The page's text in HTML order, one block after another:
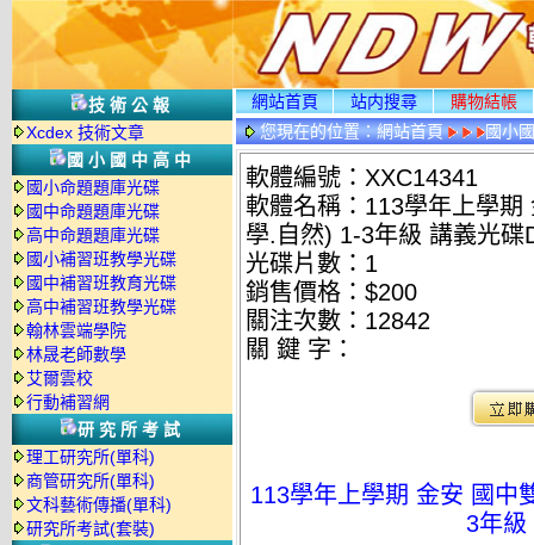
技術公報
Xcdex 技術文章
國小國中高中
國小命題題庫光碟
國中命題題庫光碟
高中命題題庫光碟
國小補習班教學光碟
國中補習班教育光碟
高中補習班教學光碟
翰林雲端學院
林晟老師數學
艾爾雲校
行動補習網
研究所考試
理工研究所(單科)
商管研究所(單科)
文科藝術傳播(單科)
研究所考試(套裝)
網站首頁 站内搜尋
購物結帳
您現在的位置：網站首頁 國小
軟體編號：XXC14341
軟體名稱：113學年上學
學.自然) 1-3年級 講義光碟
光碟片數：1
銷售價格：$200
關注次數： 12842
關 鍵 字：
113學年上學期 金安 國中
3年級